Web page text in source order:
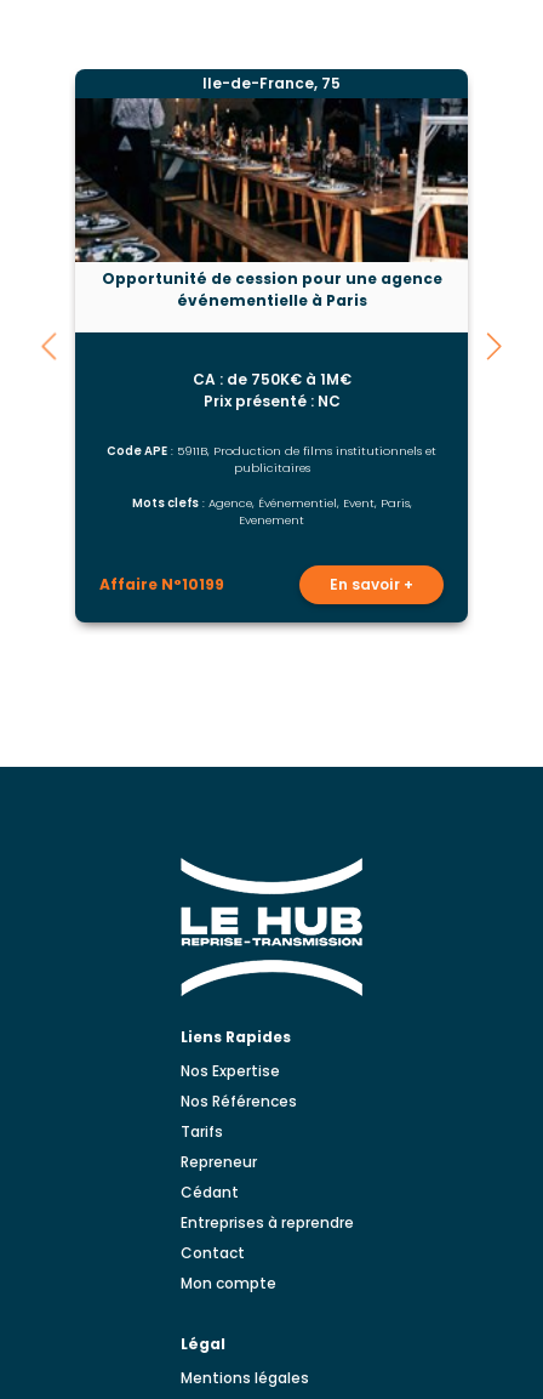
Ile-de-France, 75
Opportunité de cession pour une agence
événementielle à Paris
CA : de 750K€ à 1M€
Prix présenté : NC
Code APE : 5911B, Production de films institutionnels et
publicitaires
Mots clefs: Agence, Événementiel, Event, Paris,
Evenement
Affaire N°10199 En savoir +
Liens Rapides
Nos Expertise
Nos Références
Tarifs
Repreneur
Cédant
Entreprises à reprendre
Contact
Mon compte
Légal
Mentions légales